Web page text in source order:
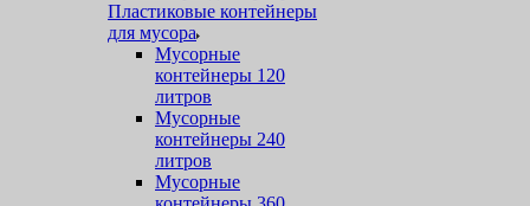
Пластиковые контейнеры
для мусора
Мусорные
контейнеры 120
литров
Мусорные
контейнеры 240
литров
Мусорные